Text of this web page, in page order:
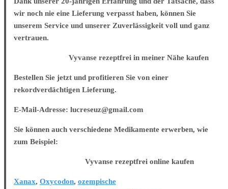
wir noch nie eine Lieferung verpasst haben, können Sie
unserem Service und unserer Zuverlässigkeit voll und ganz
vertrauen.
Vyvanse rezeptfrei in meiner Nähe kaufen
Bestellen Sie jetzt und profitieren Sie von einer
rekordverdächtigen Lieferung.
E-Mail-Adresse: lucreseuz@gmail.com
Sie können auch verschiedene Medikamente erwerben, wie
zum Beispiel:
Vyvanse rezeptfrei online kaufen
Xanax, Oxycodon, ozempische